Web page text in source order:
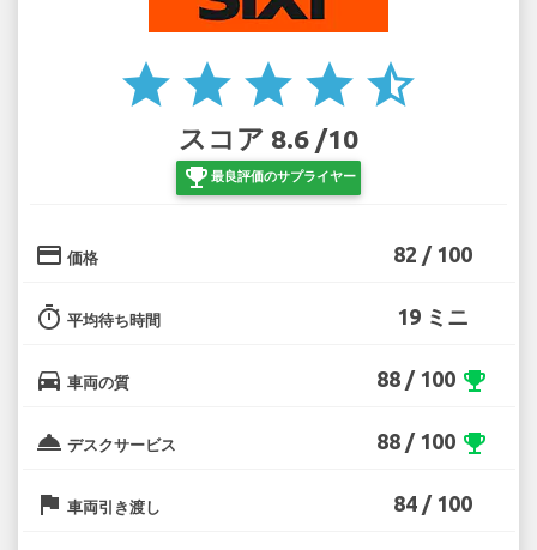
star star star star star_half
スコア 8.6 /10
emoji_events 最良評価のサプライヤー
credit_card 価格 82 / 100
timer 平均待ち時間 19 ミニ
directions_car 車両の質 88 / 100 emoji_events
room_service デスクサービス 88 / 100 emoji_events
flag 車両引き渡し 84 / 100